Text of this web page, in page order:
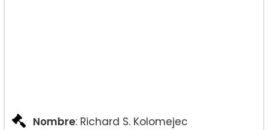
Nombre: Richard S. Kolomejec